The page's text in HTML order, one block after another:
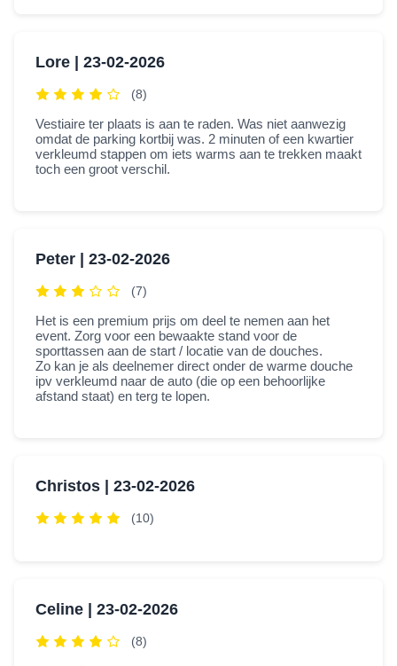
Lore | 23-02-2026
(8)
Vestiaire ter plaats is aan te raden. Was niet aanwezig
omdat de parking kortbij was. 2 minuten of een kwartier
verkleumd stappen om iets warms aan te trekken maakt
toch een groot verschil.
Peter | 23-02-2026
(7)
Het is een premium prijs om deel te nemen aan het
event. Zorg voor een bewaakte stand voor de
sporttassen aan de start / locatie van de douches.
Zo kan je als deelnemer direct onder de warme douche
ipv verkleumd naar de auto (die op een behoorlijke
afstand staat) en terg te lopen.
Christos | 23-02-2026
(10)
Celine | 23-02-2026
(8)